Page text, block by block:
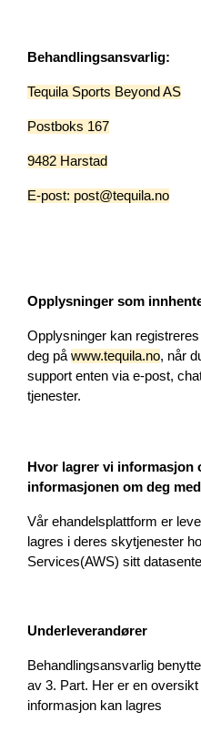
Behandlingsansvarlig:
Tequila Sports Beyond AS
Postboks 167
9482 Harstad
E-post: post@tequila.no
Opplysninger som
Opplysninger kan
deg på www.tequila.no, når
support enten via e-post,
tjenester.
Hvor lagrer vi informasjon
informasjonen om deg
Vår ehandelsplattform er
lagres i deres skytjenester
Services(AWS) sitt
Underleverandører
Behandlingsansvarlig
av 3. Part. Her er en
informasjon kan lagres